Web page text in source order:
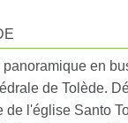
en
de Tolède.
de l'église Santo